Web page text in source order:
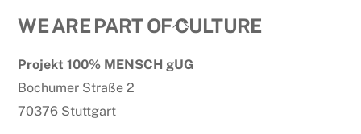
Back
Top
WE ARE PART OF CULTURE
Projekt 100% MENSCH gUG
Bochumer Straße 2
70376 Stuttgart